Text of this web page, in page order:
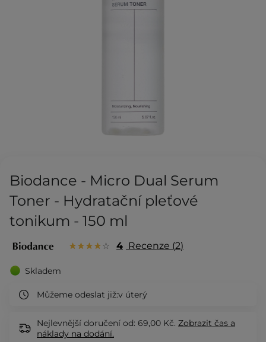
Biodance - Micro Dual Serum
Toner - Hydratační pleťové
tonikum - 150 ml
4 Recenze 2
Skladem
Můžeme odeslat již:v úterý
Nejlevnější doručení od: 69,00 Kč. Zobrazit čas a
náklady na dodání.